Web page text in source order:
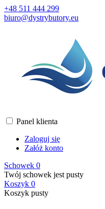
+48 511 444 299
biuro@dystrybutory.eu
Panel klienta
Zaloguj się
Załóż konto
Schowek 0
Twój schowek jest pusty
Koszyk 0
Koszyk pusty